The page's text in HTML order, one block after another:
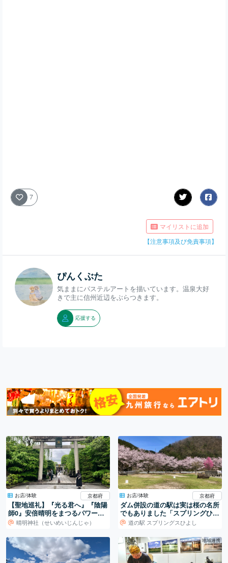
7
マイリストに追加
【注意事項及び免責事項】
ぴんくぶた
気ままにパステルアートを描いています。温泉大好
きで主に信州近辺をぶらつきます。
応援する
お店/体験 京都府
【聖地巡礼】『光る君へ』『陰陽
師0』安倍晴明をまつるパワース
ポット
晴明神社（せいめいじんじゃ）
お店/体験 京都府
ダム併設の道の駅は実は桜の名所
でもありました「スプリングひよ
し」道の駅 スプリングスひよし
地域連携